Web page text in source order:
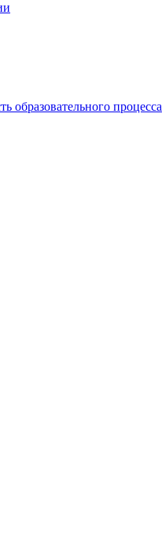
образовательного процесса